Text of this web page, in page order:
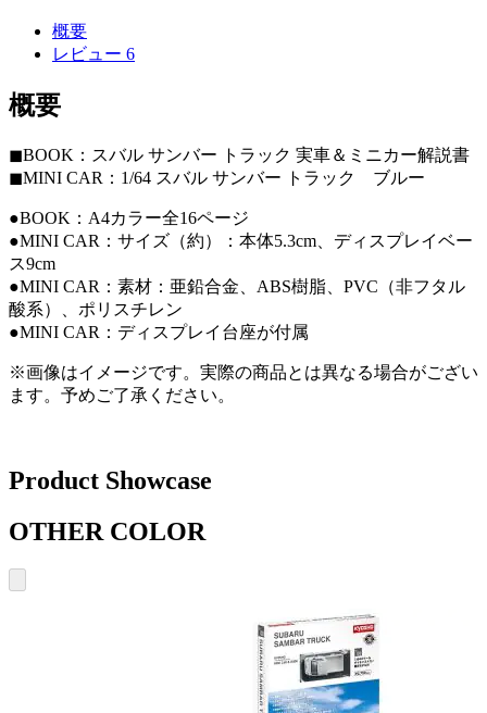
概要
レビュー 6
概要
◼︎BOOK：スバル サンバー トラック 実車＆ミニカー解説書
◼︎MINI CAR：1/64 スバル サンバー トラック ブルー
●BOOK：A4カラー全16ページ
●MINI CAR：サイズ（約）：本体5.3cm、ディスプレイベー
ス9cm
●MINI CAR：素材：亜鉛合金、ABS樹脂、PVC（非フタル
酸系）、ポリスチレン
●MINI CAR：ディスプレイ台座が付属
※画像はイメージです。実際の商品とは異なる場合がござい
ます。予めご了承ください。
Product Showcase
OTHER COLOR